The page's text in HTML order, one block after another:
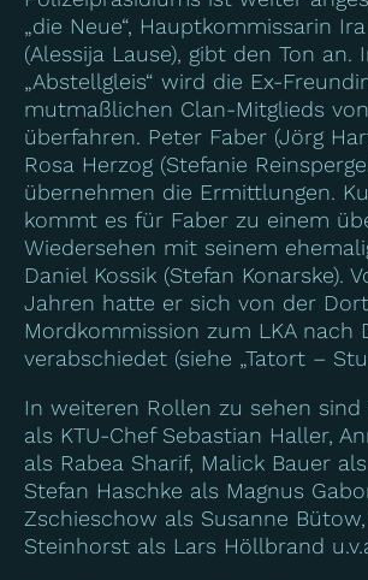
„die Neue“, Hauptkommissarin
(Alessija Lause), gibt den Ton an.
„Abstellgleis“ wird die Ex-
mutmaßlichen Clan-Mitglieds
überfahren. Peter Faber (Jörg
Rosa Herzog (Stefanie
übernehmen die Ermittlungen.
kommt es für Faber zu einem
Wiedersehen mit seinem
Daniel Kossik (Stefan Konarske).
Jahren hatte er sich von der
Mordkommission zum LKA nach
verabschiedet (siehe „Tatort –
In weiteren Rollen zu sehen
als KTU-Chef Sebastian Haller,
als Rabea Sharif, Malick Bauer
Stefan Haschke als Magnus
Zschieschow als Susanne
Steinhorst als Lars Höllbrand